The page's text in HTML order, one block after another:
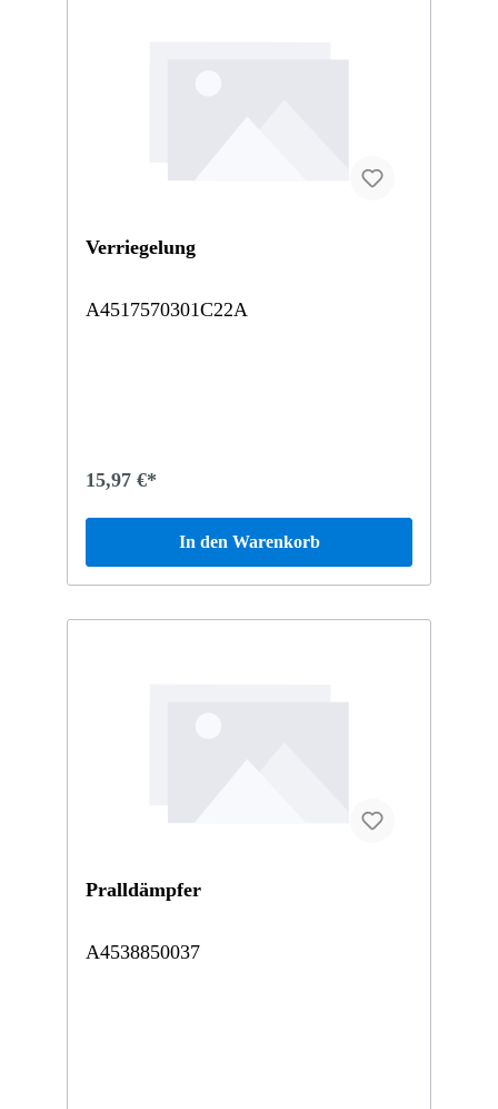
Verriegelung
A4517570301C22A
15,97 €*
In den Warenkorb
Pralldämpfer
A4538850037